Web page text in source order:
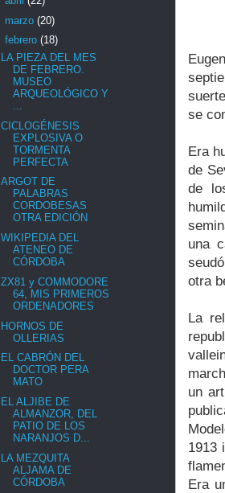
se
Era
de
de
una
otra
La
un
1913
Era
marzo (20)
febrero (18)
LA PIEZA DEL MES
DE FEBRERO.
MUSEO
ARQUEOLÓGICO Y
CICLOGÉNESIS
EXPLOSIVA O
TORMENTA
PERFECTA
ARGOT DE
PALABRAS
CORDOBESAS
OTRA EDICIÓN
WIKIPEDIA DEL
ATENEO DE
CÓRDOBA
ZX81 y COMMODORE
64, MIS PRIMEROS
ORDENADORES
HORNOS DE
OLLERIAS
EL CABRÓN DEL
DOCTOR PERA
MATO
EL ALJIBE DE
ALMANZOR, DEL
PATIO DE LOS
NARANJOS D...
LA MEZQUITA
ALJAMA DE
CÓRDOBA